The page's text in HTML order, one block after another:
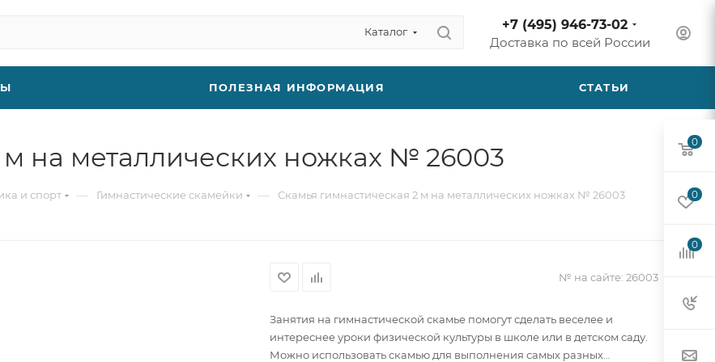
Каталог
+7 (495) 946-73-02
Доставка по всей России
ПОЛЕЗНАЯ ИНФОРМАЦИЯ СТАТЬИ
на металлических ножках № 26003
и спорт — Гимнастические скамейки — Скамья гимнастическая 2 м на металлических ножках № 26003
№ на сайте: 26003
Занятия на гимнастической скамье помогут сделать веселее и
интереснее уроки физической культуры в школе или в детском саду.
Можно использовать скамью для выполнения самых разных
0
0
0